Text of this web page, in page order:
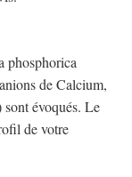
phosphorica
de Calcium,
évoqués. Le
de votre